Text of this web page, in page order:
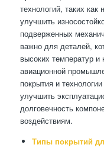
технологий, таких
улучшить
подверженных
важно для деталей,
высоких температур и
авиационной
покрытия и
улучшить
долговечность
воздействиям.
Типы покрытий